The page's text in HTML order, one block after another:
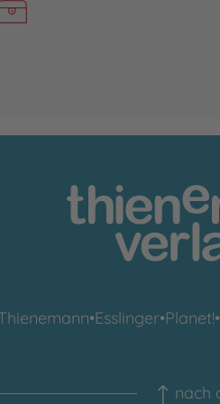
•Esslinger•Planet!•
nach